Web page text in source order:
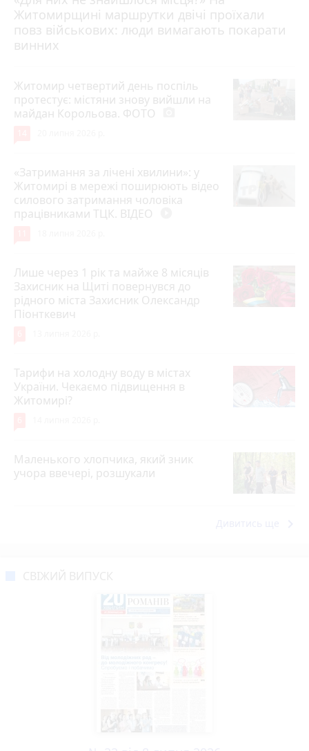
Житомирщині маршрутки двічі проїхали
повз військових: люди вимагають покарати
винних
17 липня 2026 р.
Житомир четвертий день поспіль
протестує: містяни знову вийшли на
майдан Корольова. ФОТО
«Затримання за лічені хвилини»: у
Житомирі в мережі поширюють відео
силового затримання чоловіка
працівниками ТЦК. ВІДЕО
Лише через 1 рік та майже 8 місяців
Захисник на Щиті повернувся до
рідного міста Захисник Олександр
Піонткевич
Тарифи на холодну воду в містах
України. Чекаємо підвищення в
Житомирі?
Маленького хлопчика, який зник
учора ввечері, розшукали